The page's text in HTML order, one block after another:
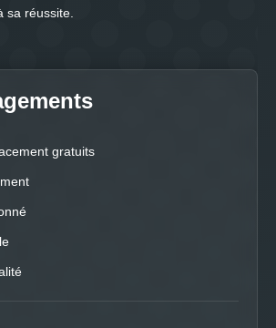
sa réussite.
gratuits